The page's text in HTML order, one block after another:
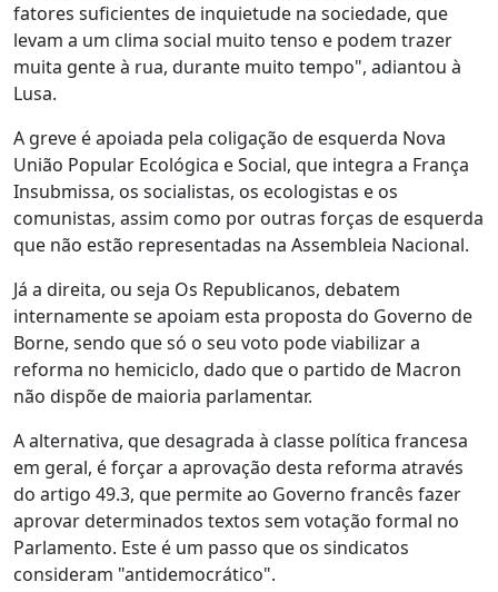
fatores suficientes de inquietude na sociedade, que
levam a um clima social muito tenso e podem trazer
muita gente à rua, durante muito tempo", adiantou à
Lusa.
A greve é apoiada pela coligação de esquerda Nova
União Popular Ecológica e Social, que integra a França
Insubmissa, os socialistas, os ecologistas e os
comunistas, assim como por outras forças de esquerda
que não estão representadas na Assembleia Nacional.
Já a direita, ou seja Os Republicanos, debatem
internamente se apoiam esta proposta do Governo de
Borne, sendo que só o seu voto pode viabilizar a
reforma no hemiciclo, dado que o partido de Macron
não dispõe de maioria parlamentar.
A alternativa, que desagrada à classe política francesa
em geral, é forçar a aprovação desta reforma através
do artigo 49.3, que permite ao Governo francês fazer
aprovar determinados textos sem votação formal no
Parlamento. Este é um passo que os sindicatos
consideram "antidemocrático".